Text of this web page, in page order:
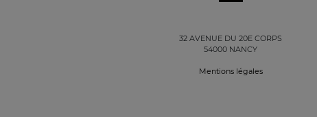
32 AVENUE DU 20E CORPS
54000 NANCY
Mentions légales